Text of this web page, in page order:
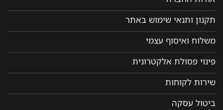
תקנון ותנאי שימוש באתר
משלוח ואיסוף עצמי
פינוי פסולת אלקטרונית
שירות לקוחות
ביטול עסקה